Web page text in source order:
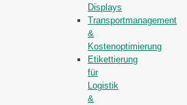
Displays
Transportmanagement
&
Kostenoptimierung
Etikettierung
für
Logistik
&